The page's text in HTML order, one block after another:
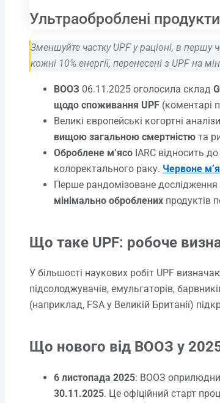
Ультраоброблені
Зменшуйте частку UPF у раціоні, в першу
кожні 10% енергії, перенесені з UPF на
ВООЗ 06.11.2025 оголосила склад
щодо споживання UPF (коментарі
Великі європейські когортні
вищою загальною смертністю та
Оброблене м’ясо IARC відносить до
колоректального раку. Червоне
Перше рандомізоване
мінімально оброблених продуктів
Що таке UPF: робоче
У більшості наукових робіт UPF
підсолоджувачів, емульгаторів,
(наприклад, FSA у Великій Британії)
Що нового від ВООЗ у
6 листопада 2025: ВООЗ
30.11.2025. Це офіційний старт